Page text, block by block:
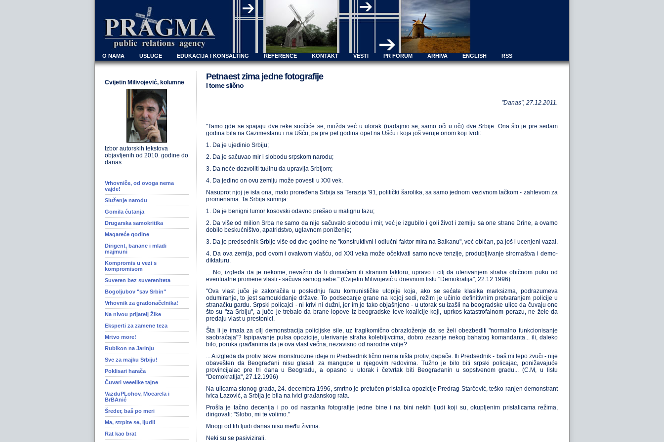
O NAMA USLUGE EDUKACIJA I KONSALTING REFERENCE KONTAKT VESTI PR FORUM ARHIVA ENGLISH RSS
Cvijetin Milivojević, kolumne
Izbor autorskih tekstova
objavljenih od 2010. godine do
danas
Vrhovniče, od ovoga nema
vajde!
Služenje narodu
Gomila ćutanja
Drugarska samokritika
Magareće godine
Dirigent, banane i mladi
majmuni
Kompromis u vezi s
kompromisom
Suveren bez suvereniteta
Bogoljubov "sav Srbin"
Vrhovnik za gradonačelnika!
Na nivou prijatelj Žike
Eksperti za zamene teza
Mrtvo more!
Rubikon na Jarinju
Sve za majku Srbiju!
Poklisari harača
Čuvari veeelike tajne
VazduPLohov, Mocarela i
BrBAnić
Šreder, baš po meri
Ma, strpite se, ljudi!
Rat kao brat
Petnaest zima jedne fotografije
I tome slično
"Danas", 27.12.2011.
"Tamo gde se spajaju dve reke suočiće se, možda već u utorak (nadajmo se, samo oči u oči) dve Srbije. Ona što je pre sedam
godina bila na Gazimestanu i na Ušću, pa pre pet godina opet na Ušću i koja još veruje onom koji tvrdi:
1. Da je ujedinio Srbiju;
2. Da je sačuvao mir i slobodu srpskom narodu;
3. Da neće dozvoliti tuđinu da upravlja Srbijom;
4. Da jedino on ovu zemlju može povesti u XXI vek.
Nasuprot njoj je ista ona, malo proređena Srbija sa Terazija '91, politički šarolika, sa samo jednom vezivnom tačkom - zahtevom za
promenama. Ta Srbija sumnja:
1. Da je benigni tumor kosovski odavno prešao u malignu fazu;
2. Da više od milion Srba ne samo da nije sačuvalo slobodu i mir, već je izgubilo i goli život i zemlju sa one strane Drine, a ovamo
dobilo beskućništvo, apatridstvo, uglavnom poniženje;
3. Da je predsednik Srbije više od dve godine ne "konstruktivni i odlučni faktor mira na Balkanu", već običan, pa još i ucenjeni vazal.
4. Da ova zemlja, pod ovom i ovakvom vlašću, od XXI veka može očekivati samo nove tenzije, produbljivanje siromaštva i demo-
diktaturu.
... No, izgleda da je nekome, nevažno da li domaćem ili stranom faktoru, upravo i cilj da uterivanjem straha običnom puku od
eventualne promene vlasti - sačuva samog sebe." (Cvijetin Milivojević u dnevnom listu "Demokratija", 22.12.1996)
"Ova vlast juče je zakoračila u poslednju fazu komunističke utopije koja, ako se sećate klasika marksizma, podrazumeva
odumiranje, to jest samoukidanje države. To podsecanje grane na kojoj sedi, režim je učinio definitivnim pretvaranjem policije u
stranačku gardu. Srpski policajci - ni krivi ni dužni, jer im je tako objašnjeno - u utorak su izašli na beogradske ulice da čuvaju one
što su "za Srbiju", a juče je trebalo da brane lopove iz beogradske leve koalicije koji, uprkos katastrofalnom porazu, ne žele da
predaju vlast u prestonici.
Šta li je imala za cilj demonstracija policijske sile, uz tragikomično obrazloženje da se želi obezbediti "normalno funkcionisanje
saobraćaja"? Ispipavanje pulsa opozicije, uterivanje straha kolebljivcima, dobro zezanje nekog bahatog komandanta... ili, daleko
bilo, poruka građanima da je ova vlast večna, nezavisno od narodne volje?
... A izgleda da protiv takve monstruozne ideje ni Predsednik lično nema ništa protiv, dapače. Ili Predsednik - baš mi lepo zvuči - nije
obavešten da Beograđani nisu glasali za mangupe u njegovim redovima. Tužno je bilo biti srpski policajac, ponižavajuće
provincijalac pre tri dana u Beogradu, a opasno u utorak i četvrtak biti Beograđanin u sopstvenom gradu... (C.M, u listu
"Demokratija", 27.12.1996)
Na ulicama stonog grada, 24. decembra 1996, smrtno je pretučen pristalica opozicije Predrag Starčević, teško ranjen demonstrant
Ivica Lazović, a Srbija je bila na ivici građanskog rata.
Prošla je tačno decenija i po od nastanka fotografije jedne bine i na bini nekih ljudi koji su, okupljenim pristalicama režima,
dirigovali: "Slobo, mi te volimo."
Mnogi od tih ljudi danas nisu među živima.
Neki su se pasivizirali.